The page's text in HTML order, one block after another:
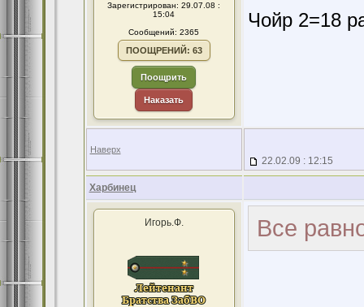
Зарегистрирован: 29.07.08 :
15:04
Сообщений: 2365
ПООЩРЕНИЙ: 63
Поощрить
Наказать
Чойр 2=18
Наверх
22.02.09 : 12:15
Харбинец
Игорь.Ф. Все